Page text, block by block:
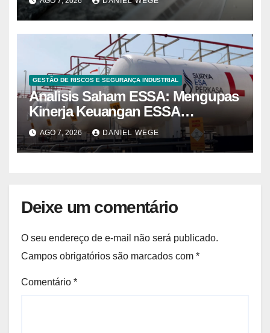
do Norte – Mix Vale
GESTÃO DE RISCOS E SEGURANÇA INDUSTRIAL
Analisis Saham ESSA: Mengupas
Kinerja Keuangan ESSA
Semester I 2026
AGO 7, 2026 DANIEL WEGE
Deixe um comentário
O seu endereço de e-mail não será publicado.
Campos obrigatórios são marcados com *
Comentário *